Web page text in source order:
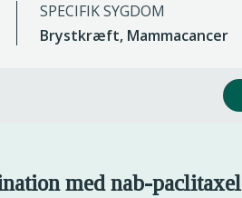
SPECIFIK SYGDOM
Brystkræft, Mammacancer
med nab-paclitaxel